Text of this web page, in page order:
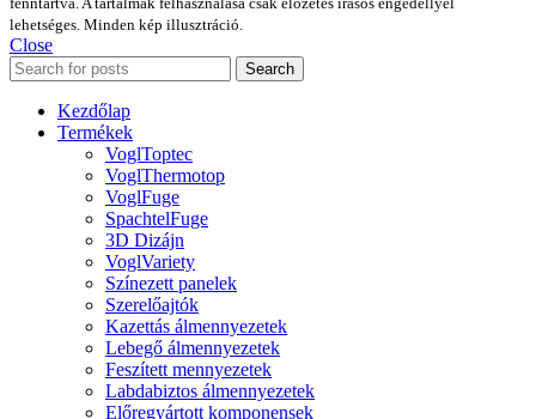
lehetséges. Minden kép illusztráció.
Close
Search
Kezdőlap
Termékek
VoglToptec
VoglThermotop
VoglFuge
SpachtelFuge
3D Dizájn
VoglVariety
Színezett panelek
Szerelőajtók
Kazettás álmennyezetek
Lebegő álmennyezetek
Feszített mennyezetek
Labdabiztos álmennyezetek
Előregyártott komponensek